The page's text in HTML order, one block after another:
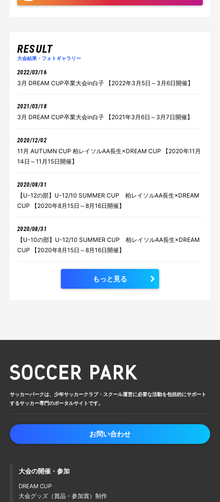
RESULT
大会結果・フォトギャラリー
2022/03/16
3月 DREAM CUP卒業大会in白子 【2022年3月5日～3月6日開催】
2021/03/18
3月 DREAM CUP卒業大会in白子 【2021年3月6日～3月7日開催】
2020/12/02
11月 AUTUMN CUP 柏レイソルAA長生×DREAM CUP 【2020年11月
14日～11月15日開催】
2020/08/31
【U-12の部】U-12/10 SUMMER CUP 柏レイソルAA長生×DREAM
CUP 【2020年8月15日～8月16日開催】
2020/08/31
【U-10の部】U-12/10 SUMMER CUP 柏レイソルAA長生×DREAM
CUP 【2020年8月15日～8月16日開催】
もっと見る
大会の開催・参加
DREAM CUP
大会グッズ（賞品・参加賞）制作
サッカーパークは、少年サッカークラブ・ スクール運営に必要な活動を包括的にサポート
するサッカー専門のポータルサイトです。
お問い合わせ